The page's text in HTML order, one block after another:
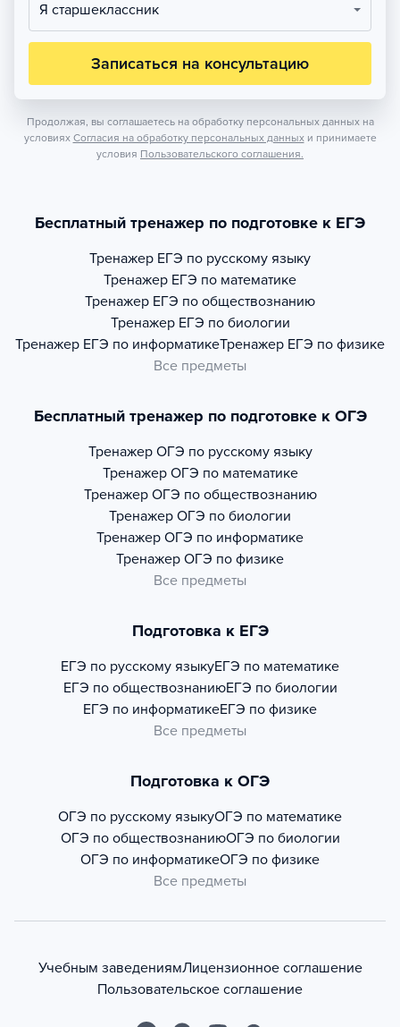
Я старшеклассник
Записаться на консультацию
Продолжая, вы соглашаетесь на обработку персональных данных на
условиях Согласия на обработку персональных данных и принимаете
условия Пользовательского соглашения.
Бесплатный тренажер по подготовке к ЕГЭ
Тренажер ЕГЭ по русскому языку
Тренажер ЕГЭ по математике
Тренажер ЕГЭ по обществознанию
Тренажер ЕГЭ по биологии
Тренажер ЕГЭ по информатикеТренажер ЕГЭ по физике
Все предметы
Бесплатный тренажер по подготовке к ОГЭ
Тренажер ОГЭ по русскому языку
Тренажер ОГЭ по математике
Тренажер ОГЭ по обществознанию
Тренажер ОГЭ по биологии
Тренажер ОГЭ по информатике
Тренажер ОГЭ по физике
Все предметы
Подготовка к ЕГЭ
ЕГЭ по русскому языкуЕГЭ по математике
ЕГЭ по обществознаниюЕГЭ по биологии
ЕГЭ по информатикеЕГЭ по физике
Все предметы
Подготовка к ОГЭ
ОГЭ по русскому языкуОГЭ по математике
ОГЭ по обществознаниюОГЭ по биологии
ОГЭ по информатикеОГЭ по физике
Все предметы
Учебным заведениямЛицензионное соглашение
Пользовательское соглашение